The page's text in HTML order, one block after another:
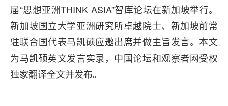
届“思想亚洲THINK ASIA”智库论坛在新加坡举行。
新加坡国立大学亚洲研究所卓越院士、新加坡前常
驻联合国代表马凯硕应邀出席并做主旨发言。本文
为马凯硕英文发言实录，中国论坛和观察者网受权
独家翻译全文并发布。